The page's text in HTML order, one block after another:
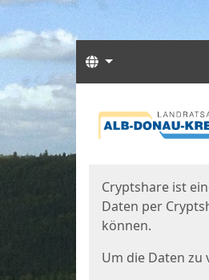
Sprachen
Cryptshare ist
Daten per
können.
Um die Daten zu